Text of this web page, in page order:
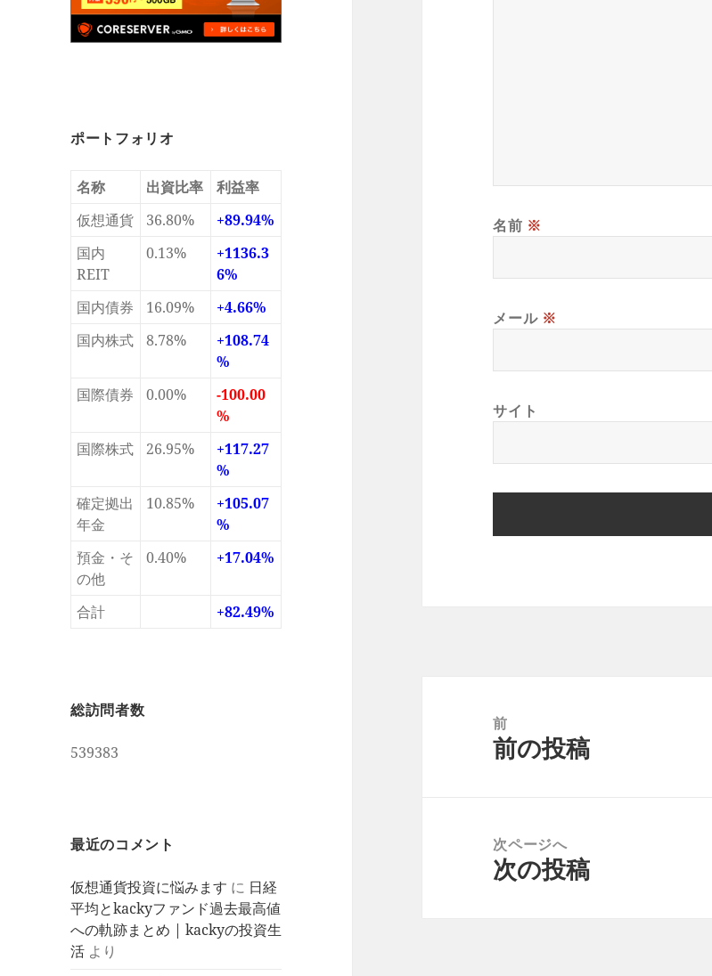
ポートフォリオ
名称 出資比率
利益率
仮想通貨
36.80%
+89.94%
国内
REIT
0.13%
+1136.3
6%
国内債券
16.09%
+4.66%
国内株式
8.78%
+108.74
%
国際債券
0.00%
-100.00
%
国際株式
26.95%
+117.27
%
確定拠出
年金
10.85%
+105.07
%
預金・そ
の他
0.40% +17.04%
合計 +82.49%
総訪問者数
539383
最近のコメント
仮想通貨投資に悩みます に 日経
平均とkackyファンド過去最高値
への軌跡まとめ | kackyの投資生
活 より
名前 ※
メール ※
サイト
前
前
前の投稿
次ページへ
次
次の投稿